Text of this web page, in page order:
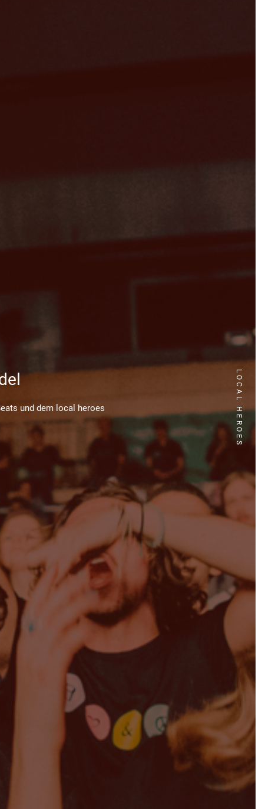
LOCAL HEROES
und dem local heroes